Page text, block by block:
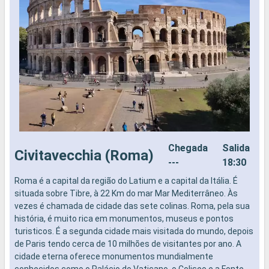
Civitavecchia (Roma)
Chegada
---
Salida
18:30
Roma é a capital da região do Latium e a capital da Itália. É
situada sobre Tibre, à 22 Km do mar Mar Mediterrâneo. Às
vezes é chamada de cidade das sete colinas. Roma, pela sua
história, é muito rica em monumentos, museus e pontos
turisticos. É a segunda cidade mais visitada do mundo, depois
de Paris tendo cerca de 10 milhões de visitantes por ano. A
cidade eterna oferece monumentos mundialmente